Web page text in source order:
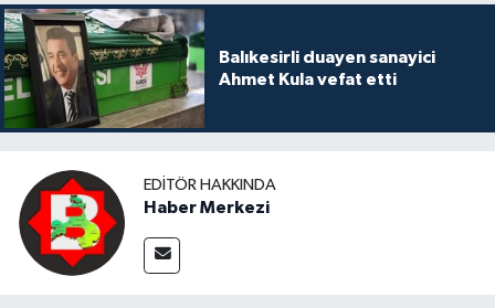
Balıkesirli duayen sanayici
Ahmet Kula vefat etti
EDITÖR HAKKINDA
Haber Merkezi